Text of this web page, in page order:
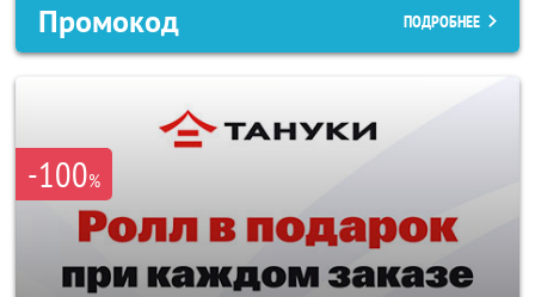
Промокод ПОДРОБНЕЕ
-100%